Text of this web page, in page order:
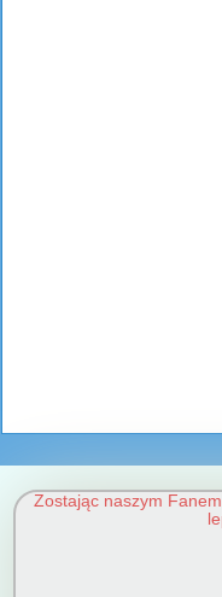
Zostając naszym